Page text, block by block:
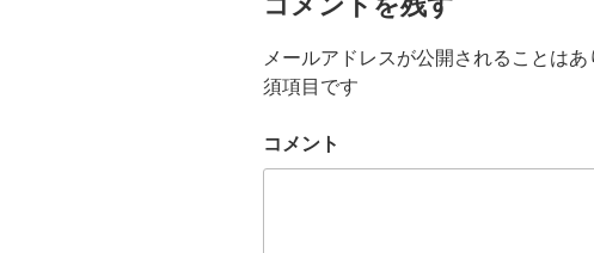
ま
メールアドレスが公開されることはあ
須項目です
コメント